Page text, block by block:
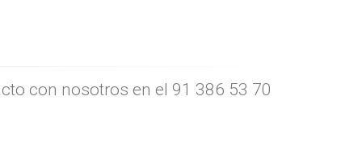
con nosotros en el 91 386 53 70